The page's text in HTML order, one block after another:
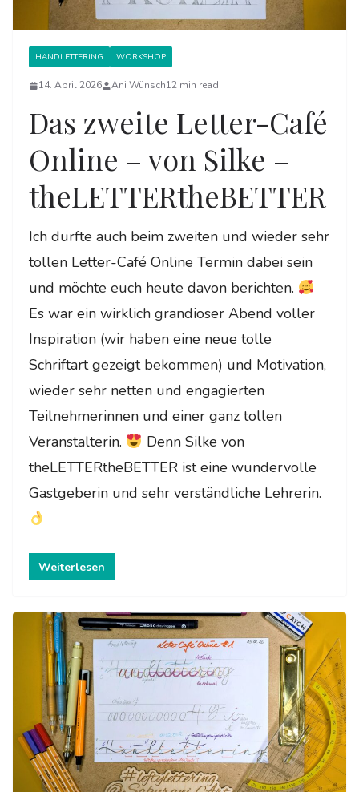
HANDLETTERING WORKSHOP
14. April 2026 Ani Wünsch12 min read
Das zweite Letter-Café
Online – von Silke –
theLETTERtheBETTER
Ich durfte auch beim zweiten und wieder sehr
tollen Letter-Café Online Termin dabei sein
und möchte euch heute davon berichten.
Es war ein wirklich grandioser Abend voller
Inspiration (wir haben eine neue tolle
Schriftart gezeigt bekommen) und Motivation,
wieder sehr netten und engagierten
Teilnehmerinnen und einer ganz tollen
Veranstalterin.
Denn Silke von
theLETTERtheBETTER ist eine wundervolle
Gastgeberin und sehr verständliche Lehrerin.
Weiterlesen